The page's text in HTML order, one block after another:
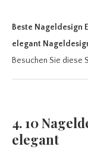
Beste Nageldesign
elegant
Besuchen Sie diese
4. 10
elegant